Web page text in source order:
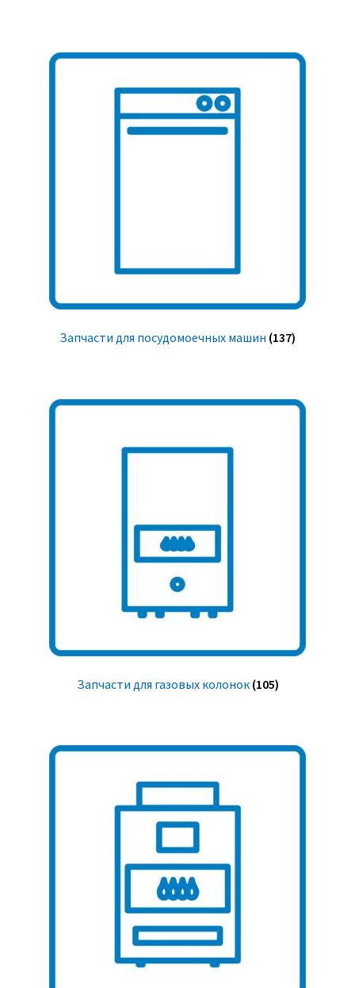
Запчасти для посудомоечных машин (137)
Запчасти для газовых колонок (105)